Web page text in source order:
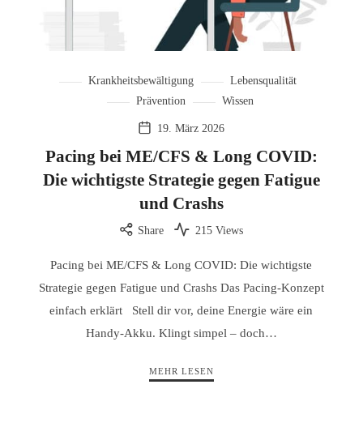
Krankheitsbewältigung
Lebensqualität
Prävention
Wissen
19. März 2026
Pacing bei ME/CFS & Long COVID:
Die wichtigste Strategie gegen Fatigue
und Crashs
Share 215 Views
Pacing bei ME/CFS & Long COVID: Die wichtigste
Strategie gegen Fatigue und Crashs Das Pacing-Konzept
einfach erklärt Stell dir vor, deine Energie wäre ein
Handy-Akku. Klingt simpel – doch…
MEHR LESEN